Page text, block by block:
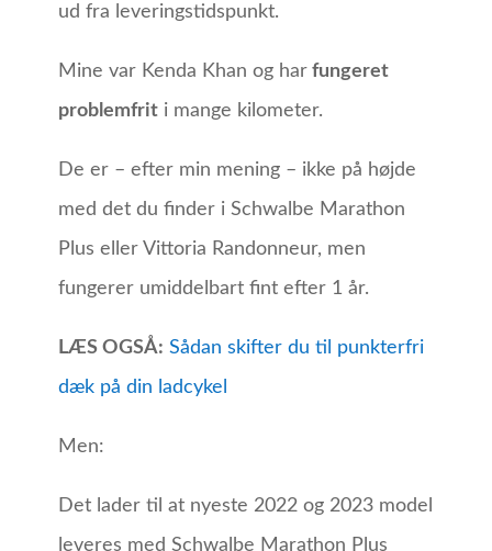
ud fra leveringstidspunkt.
Mine var Kenda Khan og harfungeret
problemfriti mange kilometer.
De er – efter min mening – ikke på højde
med det du finder i Schwalbe Marathon
Plus eller Vittoria Randonneur, men
fungerer umiddelbart fint efter 1 år.
LÆS OGSÅ: Sådan skifter du til punkterfri
dæk på din ladcykel
Men:
Det lader til at nyeste 2022 og 2023 model
leveres med Schwalbe Marathon Plus